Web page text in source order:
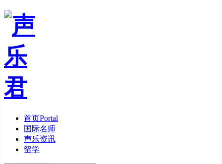
首页Portal
国际名师
声乐资讯
留学